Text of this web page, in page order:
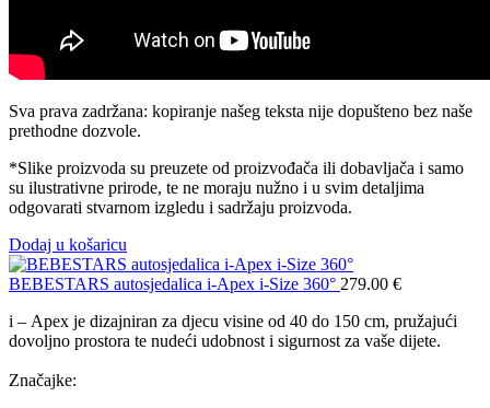
Sva prava zadržana: kopiranje našeg teksta nije dopušteno bez naše
prethodne dozvole.
*Slike proizvoda su preuzete od proizvođača ili dobavljača i samo
su ilustrativne prirode, te ne moraju nužno i u svim detaljima
odgovarati stvarnom izgledu i sadržaju proizvoda.
Dodaj u košaricu
BEBESTARS autosjedalica i-Apex i-Size 360° 279.00 €
i – Apex je dizajniran za djecu visine od 40 do 150 cm, pružajući
dovoljno prostora te nudeći udobnost i sigurnost za vaše dijete.
Značajke: